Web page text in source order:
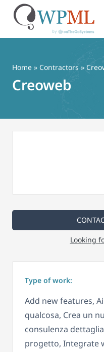
contenuto
Home » Contractors»
Creoweb
Looking
Type of work:
Add new features,
qualcosa, Crea un
consulenza
progetto, Integrate